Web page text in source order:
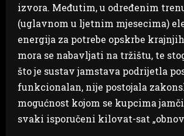
izvora. Međutim, u određenim
(uglavnom u ljetnim mjesecima)
energija za potrebe opskrbe
mora se nabavljati na tržištu, te
što je sustav jamstava podrijetla
funkcionalan, nije postojala
mogućnost kojom se kupcima jamči
svaki isporučeni kilovat-sat